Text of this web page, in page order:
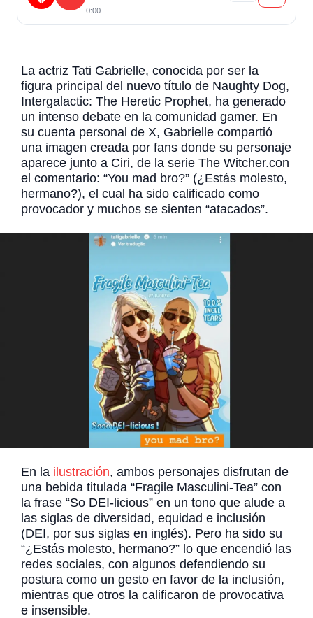
0:00
La actriz Tati Gabrielle, conocida por ser la
figura principal del nuevo título de Naughty Dog,
Intergalactic: The Heretic Prophet, ha generado
un intenso debate en la comunidad gamer. En
su cuenta personal de X, Gabrielle compartió
una imagen creada por fans donde su personaje
aparece junto a Ciri, de la serie The Witcher.con
el comentario: “You mad bro?” (¿Estás molesto,
hermano?), el cual ha sido calificado como
provocador y muchos se sienten “atacados”.
En la ilustración, ambos personajes disfrutan de
una bebida titulada “Fragile Masculini-Tea” con
la frase “So DEI-licious” en un tono que alude a
las siglas de diversidad, equidad e inclusión
(DEI, por sus siglas en inglés). Pero ha sido su
“¿Estás molesto, hermano?” lo que encendió las
redes sociales, con algunos defendiendo su
postura como un gesto en favor de la inclusión,
mientras que otros la calificaron de provocativa
e insensible.